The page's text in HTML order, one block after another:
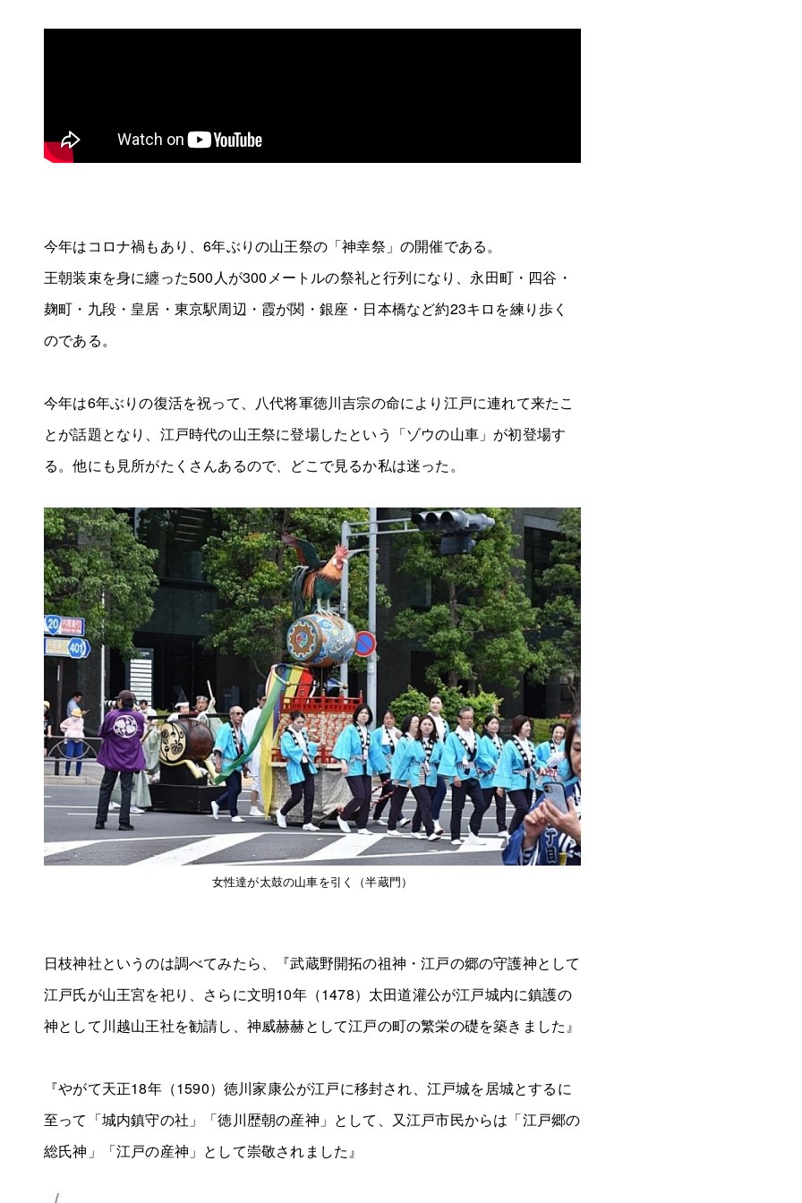
今年はコロナ禍もあり、6年ぶりの山王祭の「神幸祭」の開催である。
王朝装束を身に纏った500人が300メートルの祭礼と行列になり、永田町・四谷・
麹町・九段・皇居・東京駅周辺・霞が関・銀座・日本橋など約23キロを練り歩く
のである。
今年は6年ぶりの復活を祝って、八代将軍徳川吉宗の命により江戸に連れて来たこ
とが話題となり、江戸時代の山王祭に登場したという「ゾウの山車」が初登場す
る。他にも見所がたくさんあるので、どこで見るか私は迷った。
女性達が太鼓の山車を引く（半蔵門）
日枝神社というのは調べてみたら、『武蔵野開拓の祖神・江戸の郷の守護神として
江戸氏が山王宮を祀り、さらに文明10年（1478）太田道灌公が江戸城内に鎮護の
神として川越山王社を勧請し、神威赫赫として江戸の町の繁栄の礎を築きました』
『やがて天正18年（1590）徳川家康公が江戸に移封され、江戸城を居城とするに
至って「城内鎮守の社」「徳川歴朝の産神」として、又江戸市民からは「江戸郷の
総氏神」「江戸の産神」として崇敬されました』